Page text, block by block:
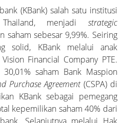
Acara RUPS
(KBank) salah satu institusi
menjadi strategic
saham sebesar 9,99%. Seiring
solid, KBank melalui anak
Financial Company PTE.
saham Bank Maspion
Purchase Agreement (CSPA) di
KBank sebagai pemegang
kepemilikan saham 40% dari